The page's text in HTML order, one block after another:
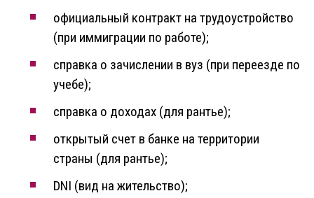
официальный контракт на трудоустройство
(при иммиграции по работе);
справка о зачислении в вуз (при переезде по
учебе);
справка о доходах (для рантье);
открытый счет в банке на территории
страны (для рантье);
DNI (вид на жительство);